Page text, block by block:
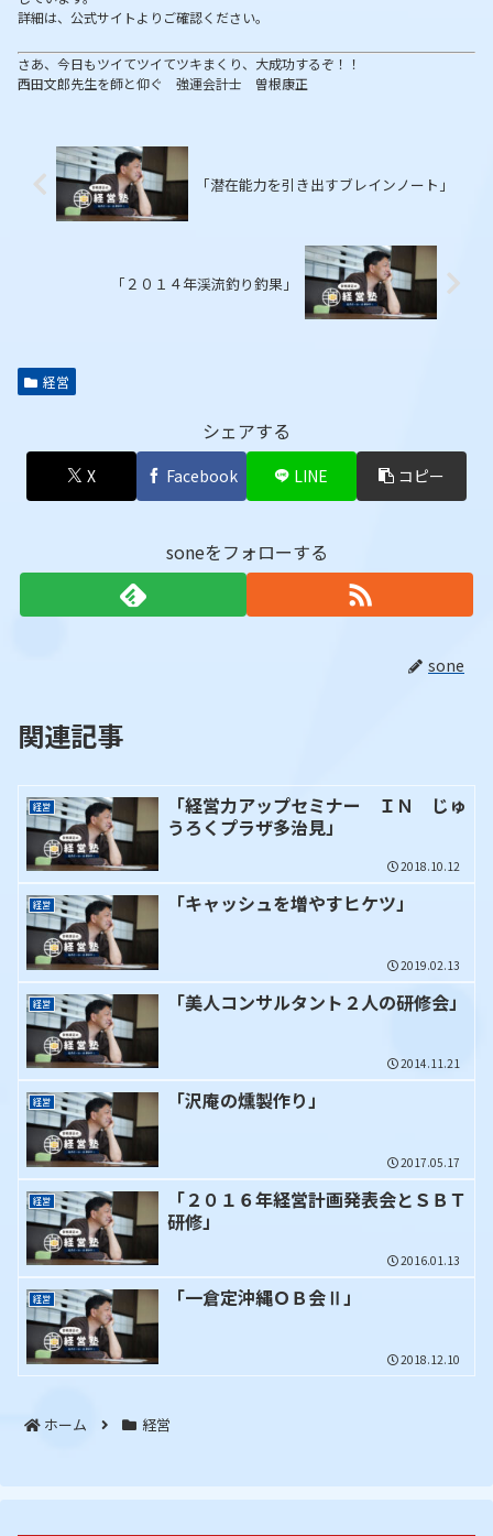
詳細は、公式サイトよりご確認ください。
さあ、今日もツイてツイてツキまくり、大成功するぞ！！
西田文郎先生を師と仰ぐ 強運会計士 曽根康正
「潜在能力を引き出すブレインノート」
「２０１４年渓流釣り釣果」
経営
シェアする
X Facebook LINE コピー
soneをフォローする
sone
関連記事
経営
「経営力アップセミナー ＩＮ じゅ
うろくプラザ多治見」
2018.10.12
経営 「キャッシュを増やすヒケツ」
2019.02.13
経営 「美人コンサルタント２人の研修会」
2014.11.21
経営 「沢庵の燻製作り」
2017.05.17
経営
「２０１６年経営計画発表会とＳＢＴ
研修」
2016.01.13
経営 「一倉定沖縄ＯＢ会Ⅱ」
2018.12.10
ホーム 経営